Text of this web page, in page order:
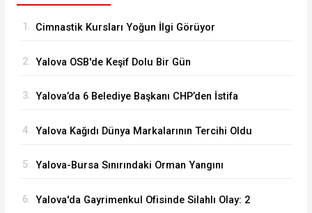
1. Cimnastik Kursları Yoğun İlgi Görüyor
2. Yalova OSB'de Keşif Dolu Bir Gün
3. Yalova’da 6 Belediye Başkanı CHP’den İstifa
4. Yalova Kağıdı Dünya Markalarının Tercihi Oldu
5. Yalova-Bursa Sınırındaki Orman Yangını
6. Yalova'da Gayrimenkul Ofisinde Silahlı Olay: 2